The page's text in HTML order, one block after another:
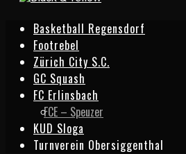
Basketball Regensdorf
Footrebel
Zürich City S.C.
GC Squash
FC Erlinsbach
FCE – Speuzer
KUD Sloga
Turnverein Obersiggenthal